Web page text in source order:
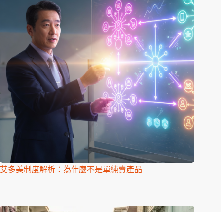
艾多美制度解析：為什麼不是單純賣產品